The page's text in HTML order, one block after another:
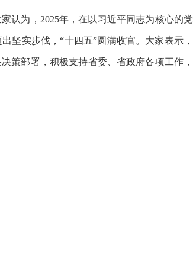
认为，2025年，在以习近平同志为核心的党
坚实步伐，“十四五”圆满收官。大家表示，
策部署，积极支持省委、省政府各项工作，